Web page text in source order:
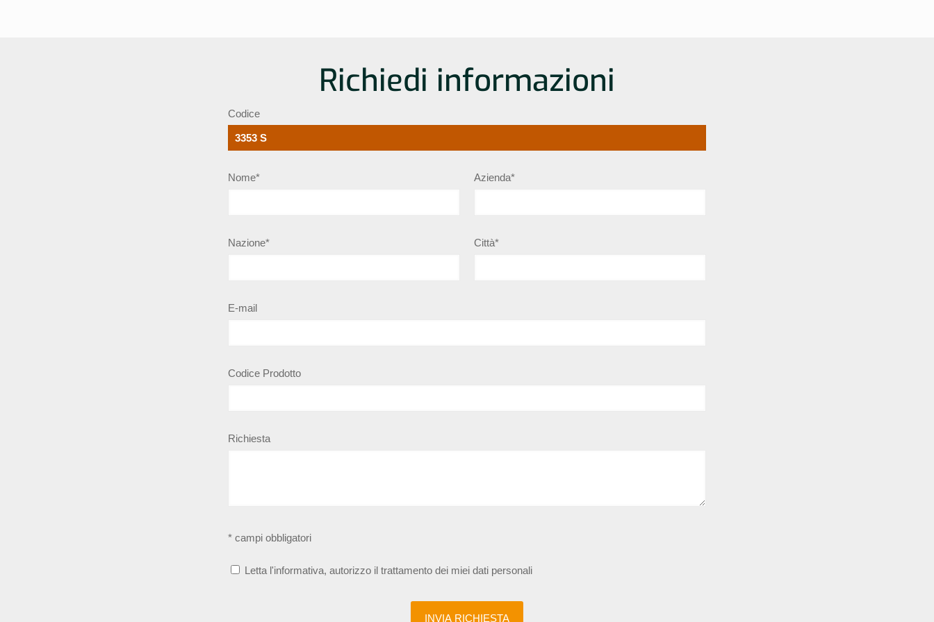
Richiedi informazioni
Codice
Nome* Azienda*
Nazione* Città*
E-mail
Codice Prodotto
Richiesta
* campi obbligatori
Letta l'informativa, autorizzo il trattamento dei miei dati personali